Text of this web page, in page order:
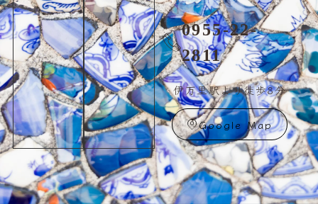
0955-22-
2811
伊万里駅より徒歩8分
Google Map